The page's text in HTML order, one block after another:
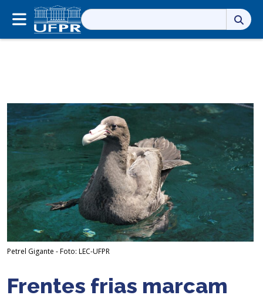
Pesquisar
por:
Petrel Gigante - Foto: LEC-UFPR
Frentes frias marcam